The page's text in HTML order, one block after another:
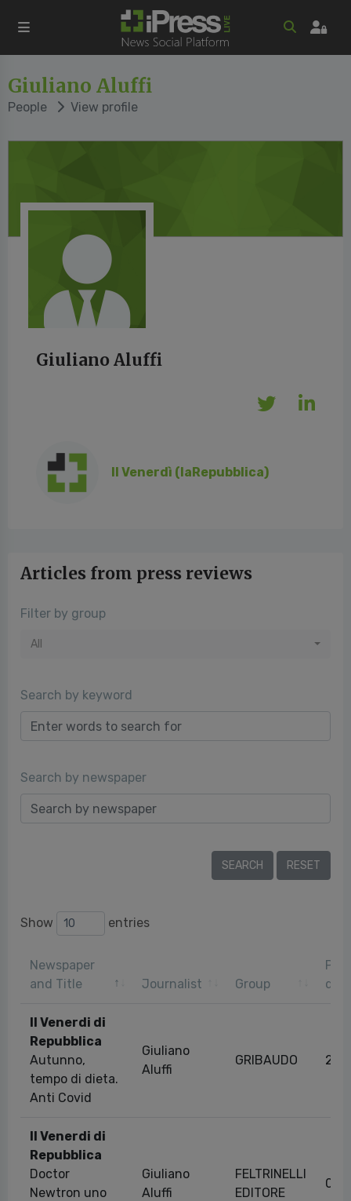
Giuliano Aluffi
People View profile
Giuliano Aluffi
Il Venerdì (laRepubblica)
Articles from press reviews
Filter by group
All
Search by keyword
Search by newspaper
Show entries
Newspaper
and Title
Journalist Group
Il Venerdi di
Repubblica
Autunno,
tempo di dieta.
Anti Covid
Giuliano
Aluffi
GRIBAUDO 23/
Il Venerdi di
Repubblica
Doctor
Newtron uno
Giuliano
Aluffi
FELTRINELLI
EDITORE
03/